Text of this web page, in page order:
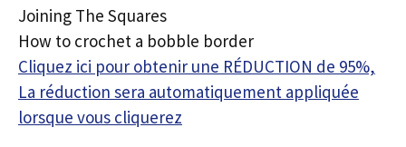
Joining The Squares
How to crochet a bobble border
Cliquez ici pour obtenir une RÉDUCTION de 95%,
La réduction sera automatiquement appliquée
lorsque vous cliquerez